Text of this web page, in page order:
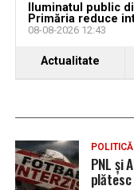
Iluminatul public
Primăria reduce
08-08-2026 12:43
Actualitate
POLITICĂ
PNL și